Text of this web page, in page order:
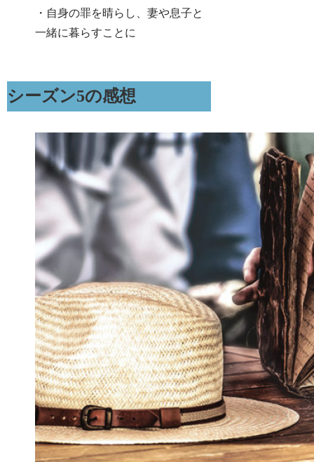
・自身の罪を晴らし、妻や息子と
一緒に暮らすことに
シーズン5の感想